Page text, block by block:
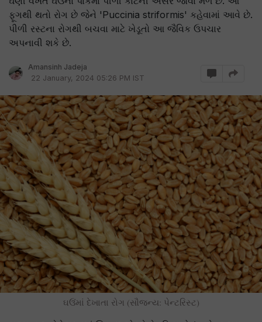
ફૂગથી થતો રોગ છે જેને 'Puccinia striformis' કહેવામાં આવે છે.
પીળી રસ્ટના રોગથી બચવા માટે ખેડૂતો આ જૈવિક ઉપચાર
અપનાવી શકે છે.
Amansinh Jadeja
22 January, 2024 05:26 PM IST
ઘઉંંમાં દેખાતા રોગ (સૌજન્ય: પેન્ટરિસ્ટ)